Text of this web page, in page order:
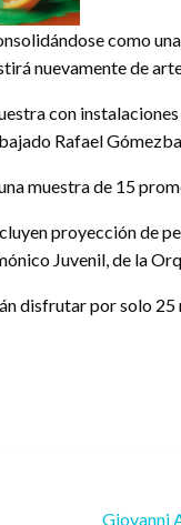
como
nuevamente de
con
Rafael
muestra de 15
proyección de
Juvenil, de la
disfrutar por solo
Giovanni